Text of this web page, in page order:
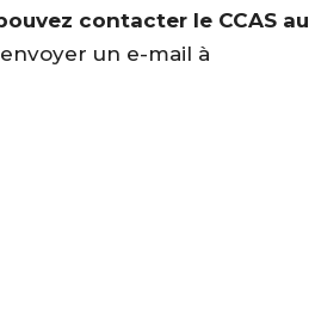
contacter le CCAS au
un e-mail à